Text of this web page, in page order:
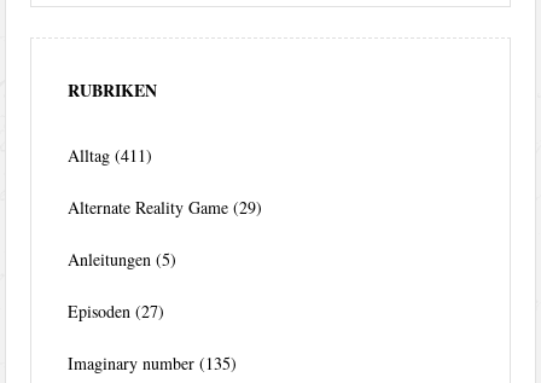
RUBRIKEN
Alltag (411)
Alternate Reality Game (29)
Anleitungen (5)
Episoden (27)
Imaginary number (135)